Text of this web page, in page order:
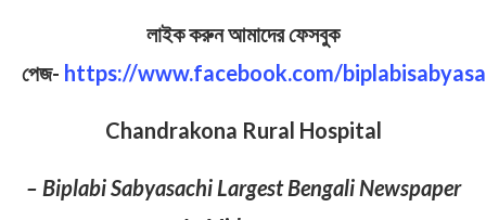
লাইক করুন আমাদের ফেসবুক
পেজ- https://www.facebook.com/
Chandrakona Rural Hospital
– Biplabi Sabyasachi Largest Bengali Newspaper